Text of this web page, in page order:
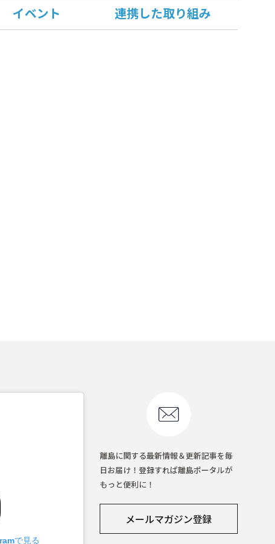
イベント 連携した取り組み
で見る
離島に関する最新情報＆更新記事を毎
日お届け！登録すれば離島ポータルが
もっと便利に！
メールマガジン登録